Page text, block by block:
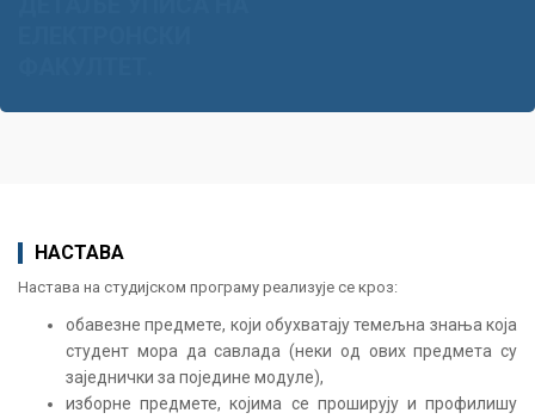
НАСТАВА
Настава на студијском програму реализује се кроз:
обавезне предмете, који обухватају темељна знања која
студент мора да савлада (неки од ових предмета су
заједнички за поједине модуле),
изборне предмете, којима се проширују и профилишу